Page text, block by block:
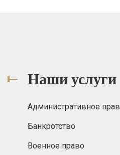
Наши услуги
Административное
Банкротство
Военное право